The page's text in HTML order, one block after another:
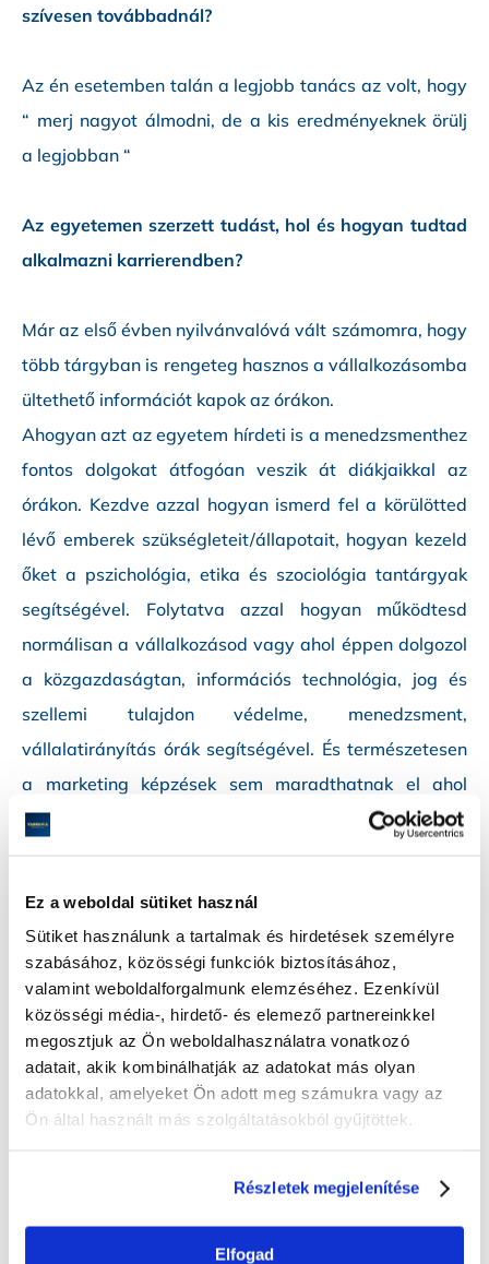
Ez a weboldal sütiket használ
Sütiket használunk a tartalmak és hirdetések személyre
szabásához, közösségi funkciók biztosításához,
valamint weboldalforgalmunk elemzéséhez. Ezenkívül
közösségi média-, hirdető- és elemező partnereinkkel
megosztjuk az Ön weboldalhasználatra vonatkozó
adatait, akik kombinálhatják az adatokat más olyan
adatokkal, amelyeket Ön adott meg számukra vagy az
Ön által használt más szolgáltatásokból gyűjtöttek.
Részletek megjelenítése
Elfogad
szívesen továbbadnál?
Az én esetemben talán a legjobb tanács az volt, hogy
“ merj nagyot álmodni, de a kis eredményeknek örülj
a legjobban “
Az egyetemen szerzett tudást, hol és hogyan tudtad
alkalmazni karrierendben?
Már az első évben nyilvánvalóvá vált számomra, hogy
több tárgyban is rengeteg hasznos a vállalkozásomba
ültethető információt kapok az órákon.
Ahogyan azt az egyetem hírdeti is a menedzsmenthez
fontos dolgokat átfogóan veszik át diákjaikkal az
órákon. Kezdve azzal hogyan ismerd fel a körülötted
lévő emberek szükségleteit/állapotait, hogyan kezeld
őket a pszichológia, etika és szociológia tantárgyak
segítségével. Folytatva azzal hogyan működtesd
normálisan a vállalkozásod vagy ahol éppen dolgozol
a közgazdaságtan, információs technológia, jog és
szellemi tulajdon védelme, menedzsment,
vállalatirányítás órák segítségével. És természetesen
a marketing képzések sem maradthatnak el ahol
a közönséggel való megismertetést módját adják át.